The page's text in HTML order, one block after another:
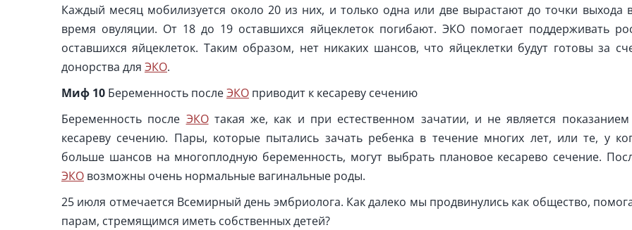
Каждый месяц мобилизуется около 20 из них, и только одна или две вырастают до точки выхода
время овуляции. От 18 до 19 оставшихся яйцеклеток погибают. ЭКО помогает поддерживать
оставшихся яйцеклеток. Таким образом, нет никаких шансов, что яйцеклетки будут готовы за
донорства для ЭКО.
Миф10 Беременность послеЭКОприводит к кесареву сечению
Беременность после ЭКОтакая же, как и при естественном зачатии, и не является
кесареву сечению. Пары, которые пытались зачать ребенка в течение многих лет, или те, у
больше шансов на многоплодную беременность, могут выбрать плановое кесарево сечение.
ЭКОвозможны очень нормальные вагинальные роды.
25 июля отмечается Всемирный день эмбриолога. Как далеко мы продвинулись как общество,
парам, стремящимся иметь собственных детей?